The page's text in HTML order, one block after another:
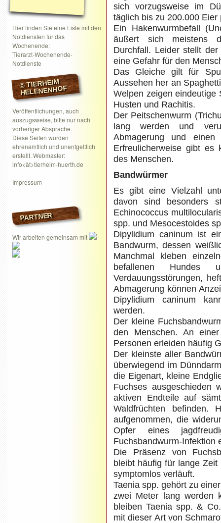
Hier finden Sie eine Liste mit den
Notdiensten für das
Wochenende:
Tierarzt-Wochenende-
Notdienste
© TIERHEIM
HELENENHOF
Veröffentlichungen, auch
auszugsweise, bitte nur nach
vorheriger Absprache.
Diese Seiten wurden
ehrenamtlich und unentgeltlich
erstellt. Webmaster:
info<ät>tierheim-huerth.de
Impressum
PARTNER
Wir arbeiten gemeinsam mit
sich vorzugsweise im
täglich bis zu 200.000 Eier
Ein Hakenwurmbefall
äußert sich meistens
Durchfall. Leider stellt
eine Gefahr für den
Das Gleiche gilt für
Aussehen her an
Welpen zeigen eindeutige
Husten und Rachitis.
Der Peitschenwurm
lang werden und
Abmagerung und einen
Erfreulicherweise gibt es
des Menschen.
Bandwürmer
Es gibt eine Vielzahl
davon sind besonders
Echinococcus
spp. und Mesocestoides
Dipylidium caninum ist
Bandwurm, dessen
Manchmal kleben
befallenen Hundes
Verdauungsstörungen,
Abmagerung können
Dipylidium caninum
werden.
Der kleine
den Menschen. An einer
Personen erleiden häufig
Der kleinste aller
überwiegend im
die Eigenart, kleine
Fuchses ausgeschieden
aktiven Endteile auf
Waldfrüchten befinden.
aufgenommen, die
Opfer eines
Fuchsbandwurm-Infektion
Die Präsenz von
bleibt häufig für lange
symptomlos verläuft.
Taenia spp. gehört zu
zwei Meter lang werden
bleiben Taenia spp. &
mit dieser Art von